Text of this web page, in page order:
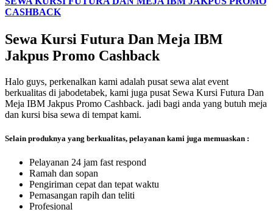
CASHBACK
Sewa Kursi Futura Dan Meja IBM
Jakpus Promo Cashback
Halo guys, perkenalkan kami adalah pusat sewa alat event
berkualitas di jabodetabek, kami juga pusat Sewa Kursi Futura Dan
Meja IBM Jakpus Promo Cashback. jadi bagi anda yang butuh meja
dan kursi bisa sewa di tempat kami.
Selain produknya yang berkualitas, pelayanan kami juga memuaskan :
Pelayanan 24 jam fast respond
Ramah dan sopan
Pengiriman cepat dan tepat waktu
Pemasangan rapih dan teliti
Profesional